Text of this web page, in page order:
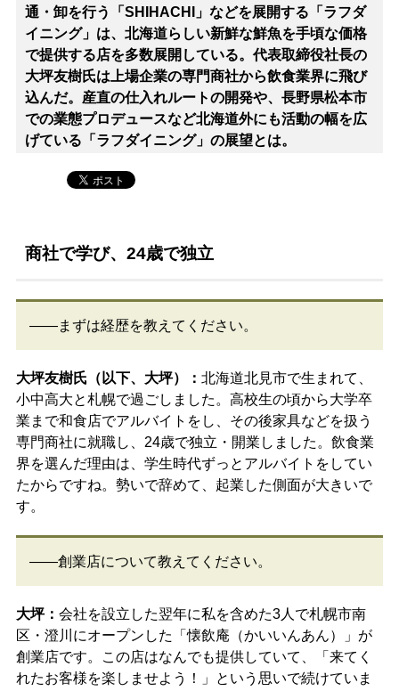
通・卸を行う「SHIHACHI」などを展開する「ラフダ
イニング」は、北海道らしい新鮮な鮮魚を手頃な価格
で提供する店を多数展開している。代表取締役社長の
大坪友樹氏は上場企業の専門商社から飲食業界に飛び
込んだ。産直の仕入れルートの開発や、長野県松本市
での業態プロデュースなど北海道外にも活動の幅を広
げている「ラフダイニング」の展望とは。
商社で学び、24歳で独立
――まずは経歴を教えてください。
大坪友樹氏（以下、大坪）： 北海道北見市で生まれて、
小中高大と札幌で過ごしました。高校生の頃から大学卒
業まで和食店でアルバイトをし、その後家具などを扱う
専門商社に就職し、24歳で独立・開業しました。飲食業
界を選んだ理由は、学生時代ずっとアルバイトをしてい
たからですね。勢いで辞めて、起業した側面が大きいで
す。
――創業店について教えてください。
大坪： 会社を設立した翌年に私を含めた3人で札幌市南
区・澄川にオープンした「懐飲庵（かいいんあん）」が
創業店です。この店はなんでも提供していて、「来てく
れたお客様を楽しませよう！」という思いで続けていま